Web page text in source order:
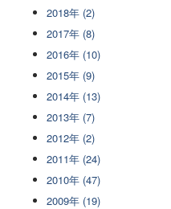
2018年 (2)
2017年 (8)
2016年 (10)
2015年 (9)
2014年 (13)
2013年 (7)
2012年 (2)
2011年 (24)
2010年 (47)
2009年 (19)